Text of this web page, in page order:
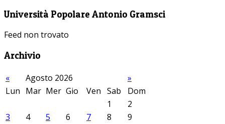
Università Popolare Antonio Gramsci
Feed non trovato
Archivio
« Agosto 2026
»
Lun Mar Mer Gio Ven Sab
Dom
1
2
3
4 5 6 7 8
9